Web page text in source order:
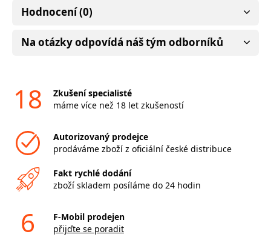
Hodnocení (0)
Na otázky odpovídá náš tým odborníků
18
Zkušení specialisté
máme více než 18 let zkušeností
Autorizovaný prodejce
prodáváme zboží z oficiální české distribuce
Fakt rychlé dodání
zboží skladem posíláme do 24 hodin
6
F-Mobil prodejen
přijďte se poradit